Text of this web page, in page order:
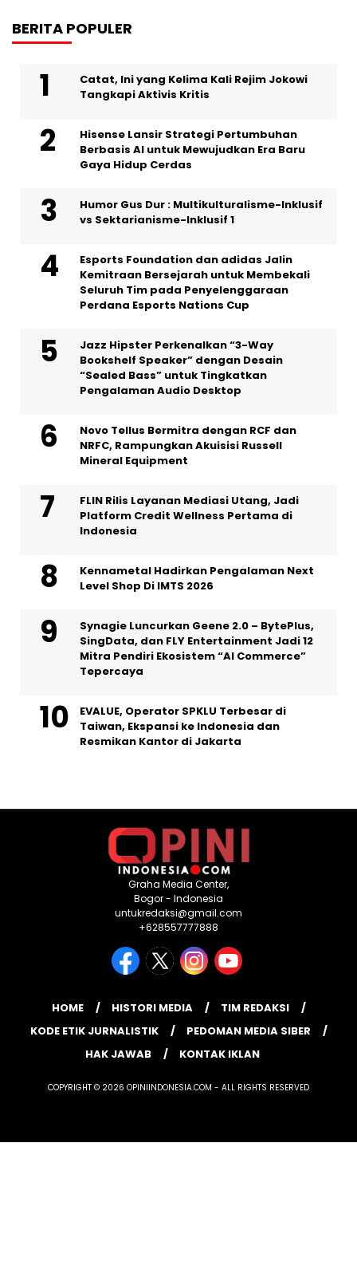
BERITA POPULER
Catat, Ini yang Kelima Kali Rejim Jokowi
Tangkapi Aktivis Kritis
Hisense Lansir Strategi Pertumbuhan
Berbasis AI untuk Mewujudkan Era Baru
Gaya Hidup Cerdas
Humor Gus Dur : Multikulturalisme-Inklusif
vs Sektarianisme-Inklusif 1
Esports Foundation dan adidas Jalin
Kemitraan Bersejarah untuk Membekali
Seluruh Tim pada Penyelenggaraan
Perdana Esports Nations Cup
Jazz Hipster Perkenalkan “3-Way
Bookshelf Speaker” dengan Desain
“Sealed Bass” untuk Tingkatkan
Pengalaman Audio Desktop
Novo Tellus Bermitra dengan RCF dan
NRFC, Rampungkan Akuisisi Russell
Mineral Equipment
FLIN Rilis Layanan Mediasi Utang, Jadi
Platform Credit Wellness Pertama di
Indonesia
Kennametal Hadirkan Pengalaman Next
Level Shop Di IMTS 2026
Synagie Luncurkan Geene 2.0 – BytePlus,
SingData, dan FLY Entertainment Jadi 12
Mitra Pendiri Ekosistem “AI Commerce”
Tepercaya
EVALUE, Operator SPKLU Terbesar di
Taiwan, Ekspansi ke Indonesia dan
Resmikan Kantor di Jakarta
Graha Media Center,
Bogor - Indonesia
untukredaksi@gmail.com
+628557777888
HOME HISTORI MEDIA
TIM REDAKSI
KODE ETIK JURNALISTIK
PEDOMAN MEDIA SIBER
HAK JAWAB
KONTAK IKLAN
COPYRIGHT © 2026 OPINIINDONESIA.COM - ALL RIGHTS RESERVED